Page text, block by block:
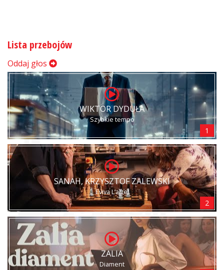
Lista przebojów
Oddaj głos
WIKTOR DYDUŁA
Szybkie tempo
1
SANAH, KRZYSZTOF ZALEWSKI
Eviva L’arte!
2
ZALIA
Diament